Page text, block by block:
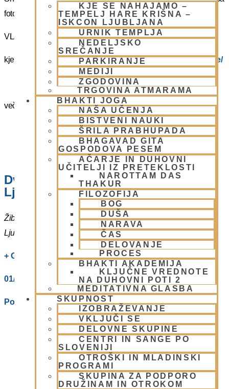
KJE SE NAHAJAMO –
TEMPELJ HARE KRIŠNA –
ISKCON LJUBLJANA
URNIK TEMPLJA
NEDELJSKO
SREČANJE
PARKIRANJE
MEDIJI
ZGODOVINA
TRGOVINA ATMARAMA
BHAKTI JOGA
NAŠA UČENJA
BISTVENI NAUKI
ŠRILA PRABHUPADA
BHAGAVAD GITA
GOSPODOVA PESEM
AČARJE IN DUHOVNI
UČITELJI IZ PRETEKLOSTI
NAROTTAM DAS
THAKUR
FILOZOFIJA
BOG
DUŠA
NARAVA
ČAS
DELOVANJE
PROCES
BHAKTI AKADEMIJA
KLJUČNE VREDNOTE
NA DUHOVNI POTI 2
MEDITATIVNA GLASBA
SKUPNOST
IZOBRAŽEVANJE
VKLJUČI SE
DELOVNE SKUPINE
CENTRI IN SANGE PO
SLOVENIJI
OTROŠKI IN MLADINSKI
PROGRAMI
SKUPINA ZA PODPORO
DRUŽINAM IN OTROKOM
fotografirate slikate božanstva in slike v dvorani.
VLJUDNO VABLJENI
kje in kako parkirati –https://www.harekrisna.net/parkiranje/
več info na spodnji povezavi
NEDELJSKO SREČANJE
Dvorana – Center Hare Krišna v
Ljubljani
Žibertova 27
Ljubljana
Slovenia
+ Google Zemljevidi
01/ 4312319
Poglej Prizorišče spletno stran